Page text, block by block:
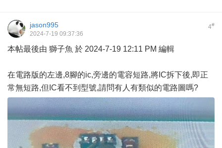
4#
jason995
2024-7-19 09:37:36
本帖最後由 獅子魚 於 2024-7-19 12:11 PM 編輯
在電路版的左邊,8腳的ic,旁邊的電容短路,將IC拆下後,即正
常無短路,但IC看不到型號,請問有人有類似的電路圖嗎?